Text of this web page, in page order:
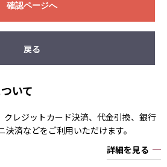
確認ページへ
戻る
いて
クレジットカード決済、代金引換、銀行
済などをご利用いただけます。
詳細を見る